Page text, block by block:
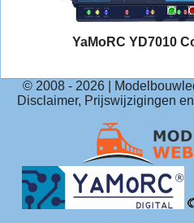
YaMoRC YD7010
© 2008 - 2026|
Disclaimer, Prijswijzigingen